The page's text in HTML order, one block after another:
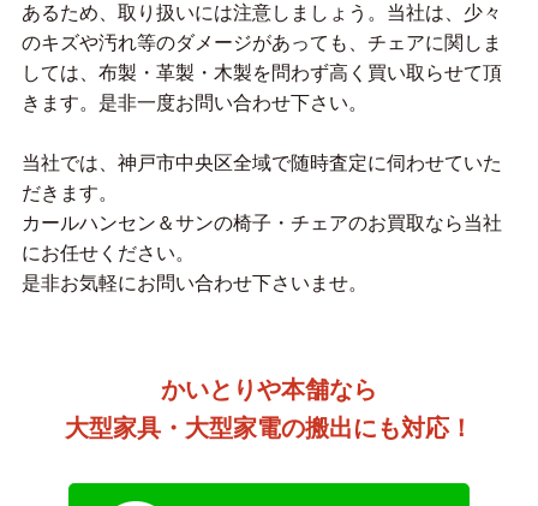
あるため、取り扱いには注意しましょう。当社は、少々
のキズや汚れ等のダメージがあっても、チェアに関しま
しては、布製・革製・木製を問わず高く買い取らせて頂
きます。是非一度お問い合わせ下さい。
当社では、神戸市中央区全域で随時査定に伺わせていた
だきます。
カールハンセン＆サンの椅子・チェアのお買取なら当社
にお任せください。
是非お気軽にお問い合わせ下さいませ。
かいとりや本舗なら
大型家具・大型家電の搬出にも対応！